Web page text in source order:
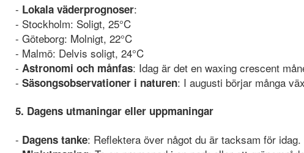
- Lokala väderprognoser:
- Stockholm: Soligt, 25°C
- Göteborg: Molnigt, 22°C
- Malmö: Delvis soligt, 24°C
- Astronomi och månfas: Idag är det en waxing crescent
- Säsongsobservationer i naturen: I augusti börjar många
5. Dagens utmaningar eller uppmaningar
- Dagens tanke: Reflektera över något du är tacksam för idag.